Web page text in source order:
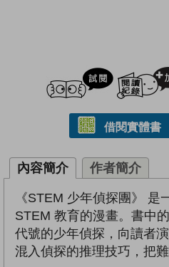
試閲
借閱實體書
內容簡介 作者簡介
《STEM 少年偵探團》 是
STEM 教育的漫畫。書中
代號的少年偵探，向讀者
混入偵探的推理技巧，把難